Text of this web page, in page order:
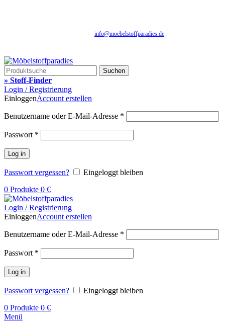
info@moebelstoffparadies.de
Suchen
» Stoff-Finder
Login / Registrierung
EinloggenAccount erstellen
Benutzername oder E-Mail-Adresse *
Passwort *
Log in
Passwort vergessen?
Eingeloggt bleiben
0 Produkte 0 €
Login / Registrierung
EinloggenAccount erstellen
Benutzername oder E-Mail-Adresse *
Passwort *
Log in
Passwort vergessen?
Eingeloggt bleiben
0 Produkte 0 €
Menü